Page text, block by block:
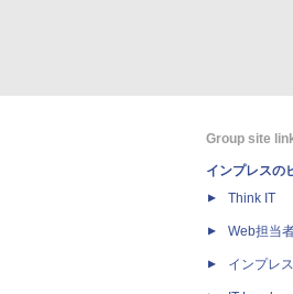
Group site
インプレスの
Think IT
Web担当
インプレ